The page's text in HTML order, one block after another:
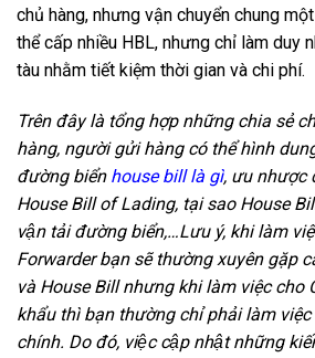
chủ hàng, nhưng vận chuyển chung
thể cấp nhiều HBL, nhưng chỉ làm duy
tàu nhằm tiết kiệm thời gian và chi phí.
Trên đây là tổng hợp những chia sẻ
hàng, người gửi hàng có thể hình
đường biển house bill là gì, ưu nhược
House Bill of Lading, tại sao House
vận tải đường biển,…Lưu ý, khi làm
Forwarder bạn sẽ thường xuyên gặp
và House Bill nhưng khi làm việc cho
khẩu thì bạn thường chỉ phải làm
chính. Do đó, việc cập nhật những